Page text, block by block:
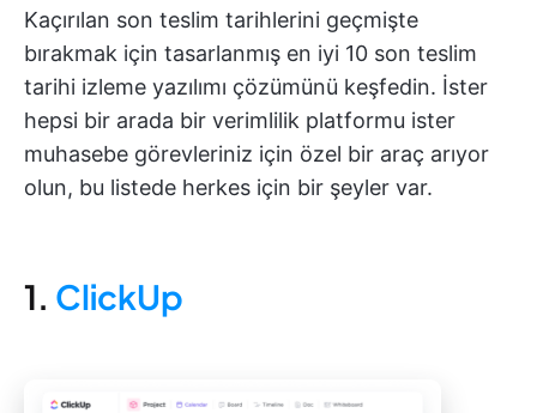
Kaçırılan son teslim tarihlerini geçmişte
bırakmak için tasarlanmış en iyi 10 son teslim
tarihi izleme yazılımı çözümünü keşfedin. İster
hepsi bir arada bir verimlilik platformu ister
muhasebe görevleriniz için özel bir araç arıyor
olun, bu listede herkes için bir şeyler var.
1. ClickUp